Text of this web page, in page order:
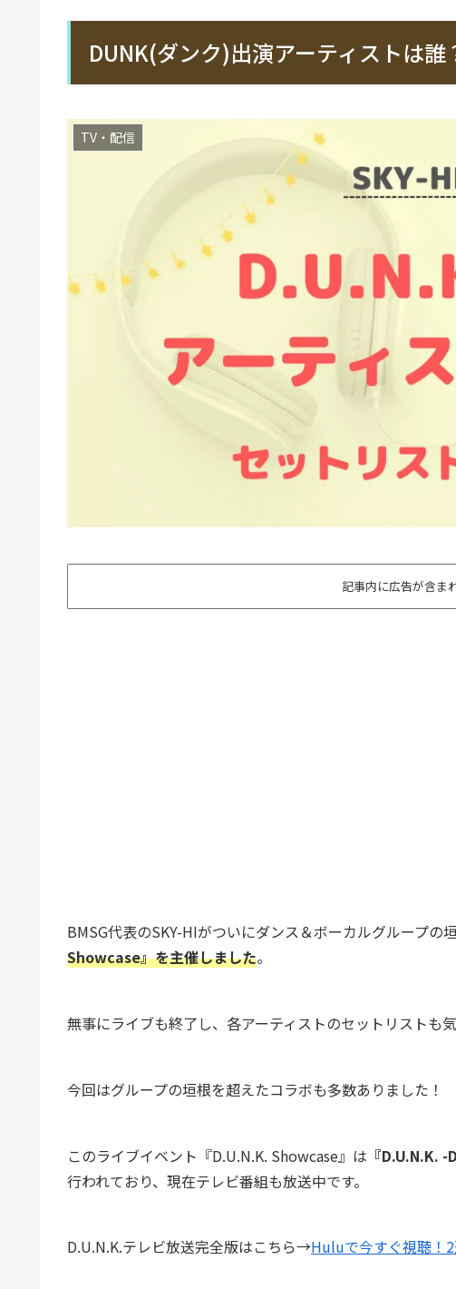
DUNK(ダンク)出演アーティストは
TV・配信
記事内に広告が含ま
BMSG代表のSKY-HIがついにダンス＆ボーカルグループの
Showcase』を主催しました。
無事にライブも終了し、各アーティストのセットリストも
今回はグループの垣根を超えたコラボも多数ありました！
このライブイベント『D.U.N.K. Showcase』は 『D.U.N.K. -
行われており、現在テレビ番組も放送中です。
D.U.N.K.テレビ放送完全版はこちら→Huluで今すぐ視聴！